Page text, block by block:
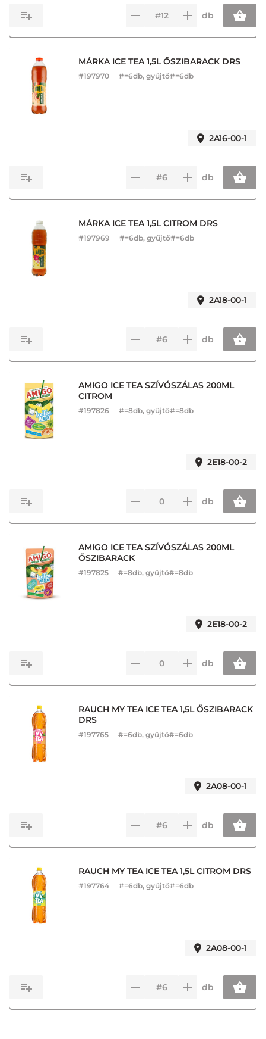
db
MÁRKA ICE TEA 1,5L ŐSZIBARACK DRS
#197970 #=6db, gyűjtő#=6db
2A16-00-1
db
MÁRKA ICE TEA 1,5L CITROM DRS
#197969 #=6db, gyűjtő#=6db
2A18-00-1
db
AMIGO ICE TEA SZÍVÓSZÁLAS 200ML
CITROM
#197826 #=8db, gyűjtő#=8db
2E18-00-2
db
AMIGO ICE TEA SZÍVÓSZÁLAS 200ML
ŐSZIBARACK
#197825 #=8db, gyűjtő#=8db
2E18-00-2
db
RAUCH MY TEA ICE TEA 1,5L ŐSZIBARACK
DRS
#197765 #=6db, gyűjtő#=6db
2A08-00-1
db
RAUCH MY TEA ICE TEA 1,5L CITROM DRS
#197764 #=6db, gyűjtő#=6db
2A08-00-1
db